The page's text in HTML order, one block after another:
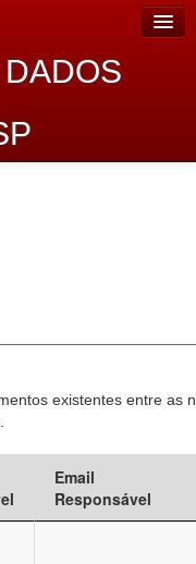
existentes entre as
Email
Responsável